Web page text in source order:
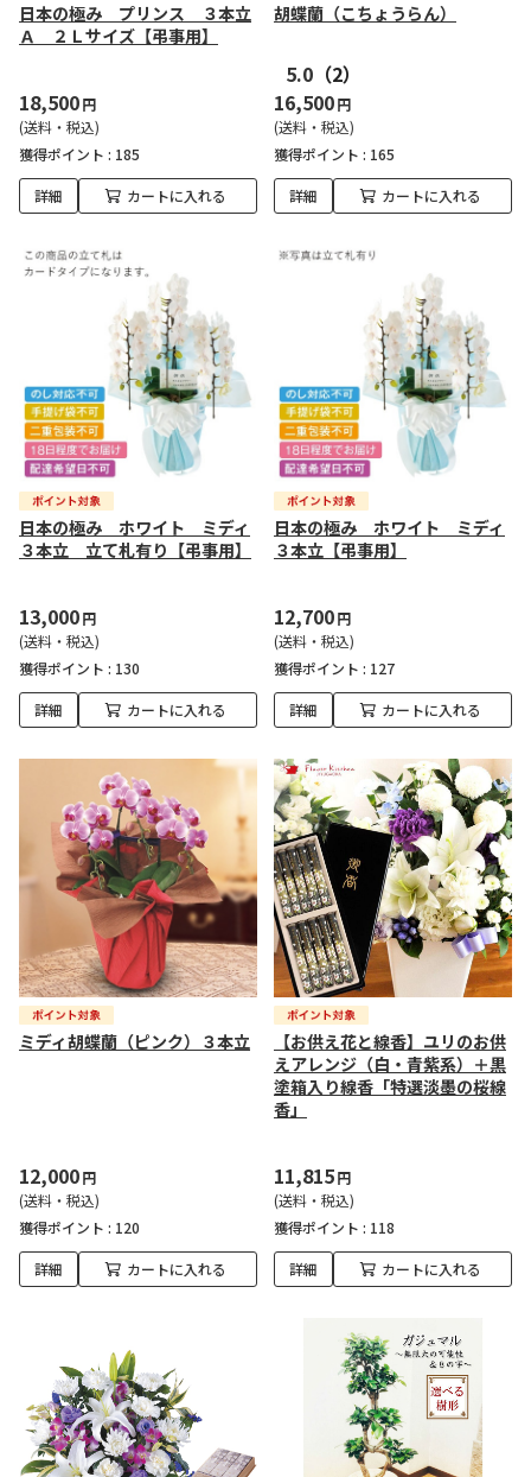
日本の極み プリンス ３本立
Ａ ２Ｌサイズ【弔事用】
18,500円
(送料・税込)
獲得ポイント : 185
詳細 カートに入れる
胡蝶蘭（こちょうらん）
5.0 （2）
16,500円
(送料・税込)
獲得ポイント : 165
詳細 カートに入れる
日本の極み ホワイト ミディ
３本立 立て札有り【弔事用】
13,000円
(送料・税込)
獲得ポイント : 130
詳細 カートに入れる
日本の極み ホワイト ミディ
３本立【弔事用】
12,700円
(送料・税込)
獲得ポイント : 127
詳細 カートに入れる
ミディ胡蝶蘭（ピンク）３本立
12,000円
(送料・税込)
獲得ポイント : 120
詳細 カートに入れる
【お供え花と線香】ユリのお供
えアレンジ（白・青紫系）＋黒
塗箱入り線香「特選淡墨の桜線
香」
11,815円
(送料・税込)
獲得ポイント : 118
詳細 カートに入れる